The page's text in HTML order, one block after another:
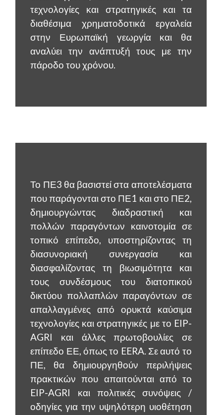
τεχνολογίες και στρατηγικές και τα
διαθέσιμα χρηματοδοτικά εργαλεία
στην Ευρωπαϊκή γεωργία και θα
αναλύει την ανάπτυξή τους με την
πάροδο του χρόνου.
Το ΠΕ3 θα βασιστεί στα αποτελέσματα
που παράγονται στο ΠΕ1 και στο ΠΕ2,
δημιουργώντας διαδραστική και
πολλών παραγόντων καινοτομία σε
τοπικό επίπεδο, υποστηρίζοντας τη
διασυνοριακή συνεργασία και
διασφαλίζοντας τη βιωσιμότητα και
τους συνδέσμους του διατοπικού
δικτύου πολλαπλών παραγόντων σε
απαλλαγμένες από ορυκτά καύσιμα
τεχνολογίες και στρατηγικές με το EIP-
AGRI και άλλες πρωτοβουλίες σε
επίπεδο ΕΕ, όπως το EERA. Σε αυτό το
ΠΕ, θα δημιουργηθούν περιλήψεις
πρακτικών που απαιτούνται από το
EIP-AGRI και πολιτικές συνόψεις /
οδηγίες για την υψηλότερη υιοθέτηση